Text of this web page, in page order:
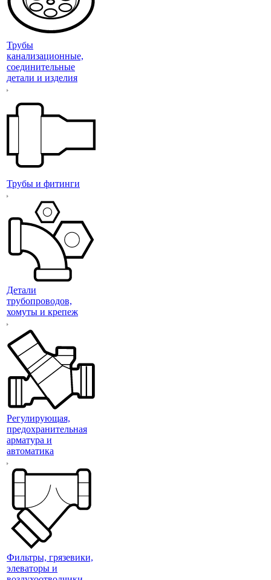
Трубы
канализационные,
соединительные
детали и изделия
Трубы и фитинги
Детали
трубопроводов,
хомуты и крепеж
Регулирующая,
предохранительная
арматура и
автоматика
Фильтры, грязевики,
элеваторы и